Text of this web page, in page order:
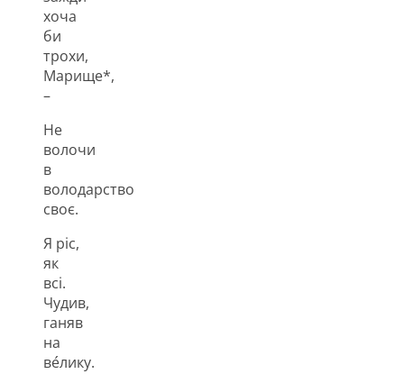
хоча
би
трохи,
Марище*,
–
Не
волочи
в
володарство
своє.
Я ріс,
як
всі.
Чудив,
ганяв
на
ве́лику.